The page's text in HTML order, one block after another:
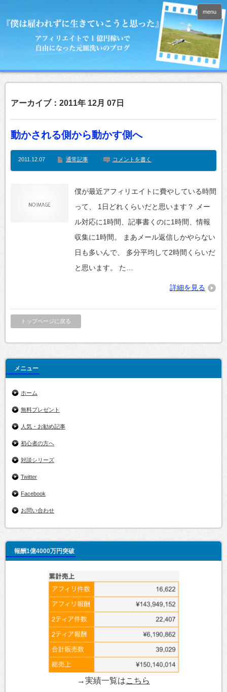
menu
アーカイブ：2011年 12月 07日
動かされる側から動かす側へ
2011.12.07 通常記事 コメントを書く
僕が最近アフィリエイトに費やしている時間
って、 1日どれくらいだと思います？ メー
ル対応に1時間、記事書くのに1時間、情報
収集に1時間。 まあメール返信しかやらない
日も多いんで、 多分平均して2時間くらいだ
と思います。 た…
詳細を見る
トップページに戻る
メニュー
ホーム
無料プレゼント
人気・お勧め記事
初心者の方へ
対談シリーズ
Twitter
Facebook
お問い合わせ
報酬1億4000万円突破
→実績一覧はこちら